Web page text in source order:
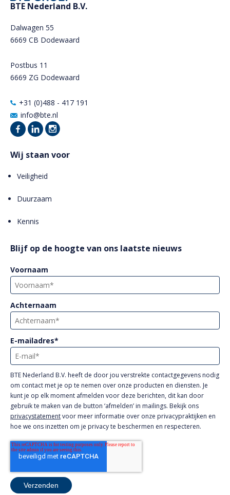
BTE Nederland B.V.
Dalwagen 55
6669 CB Dodewaard
Postbus 11
6669 ZG Dodewaard
+31 (0)488 - 417 191
info@bte.nl
Wij staan voor
Veiligheid
Duurzaam
Kennis
Blijf op de hoogte van ons laatste nieuws
Voornaam
Achternaam
E-mailadres*
BTE Nederland B.V. heeft de door jou verstrekte contactgegevens nodig
om contact met je op te nemen over onze producten en diensten. Je
kunt je op elk moment afmelden voor deze berichten, dit kan door
gebruik te maken van de button ‘afmelden’ in mailings. Bekijk ons
privacystatementvoor meer informatie over onze privacypraktijken en
hoe we ons inzetten om je privacy te beschermen en respecteren.